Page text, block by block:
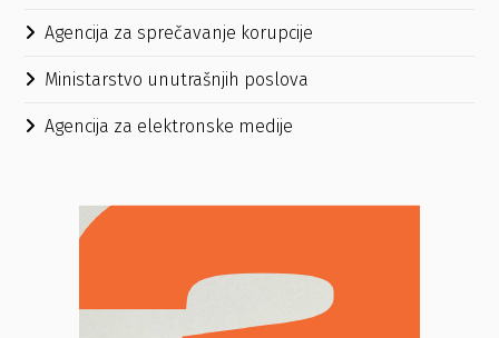
Agencija za sprečavanje korupcije
Ministarstvo unutrašnjih poslova
Agencija za elektronske medije